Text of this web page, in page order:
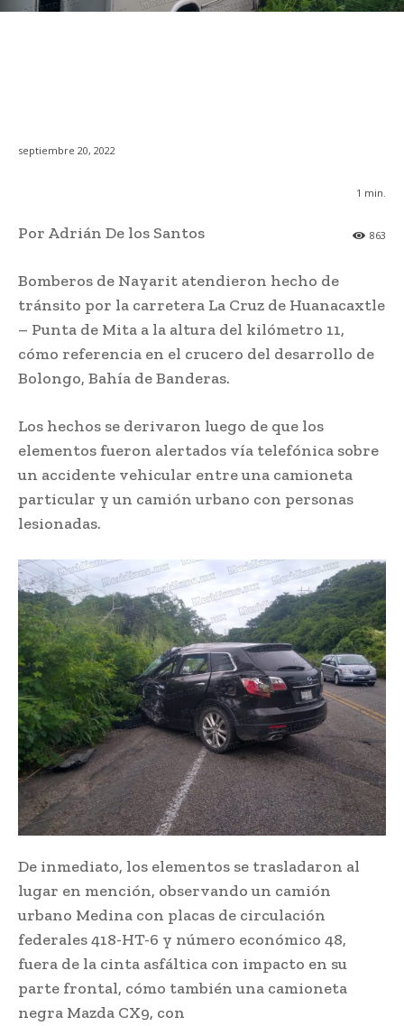
septiembre 20, 2022
1 min.
863
Por Adrián De los Santos
Bomberos de Nayarit atendieron hecho de
tránsito por la carretera La Cruz de Huanacaxtle
– Punta de Mita a la altura del kilómetro 11,
cómo referencia en el crucero del desarrollo de
Bolongo, Bahía de Banderas.
Los hechos se derivaron luego de que los
elementos fueron alertados vía telefónica sobre
un accidente vehicular entre una camioneta
particular y un camión urbano con personas
lesionadas.
De inmediato, los elementos se trasladaron al
lugar en mención, observando un camión
urbano Medina con placas de circulación
federales 418-HT-6 y número económico 48,
fuera de la cinta asfáltica con impacto en su
parte frontal, cómo también una camioneta
negra Mazda CX9, con